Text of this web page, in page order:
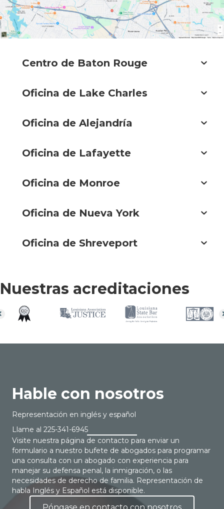
Centro de Baton Rouge
Oficina de Lake Charles
Oficina de Alejandría
Oficina de Lafayette
Oficina de Monroe
Oficina de Nueva York
Oficina de Shreveport
Nuestras acreditaciones
Hable con nosotros
Representación en inglés y español
Llame al 225-341-6945
Visite nuestra página de contacto para enviar un
formulario a nuestro bufete de abogados para programar
una consulta con un abogado con experiencia para
manejar su defensa penal, la inmigración, o las
necesidades de derecho de familia. Representación de
habla Inglés y Español está disponible.